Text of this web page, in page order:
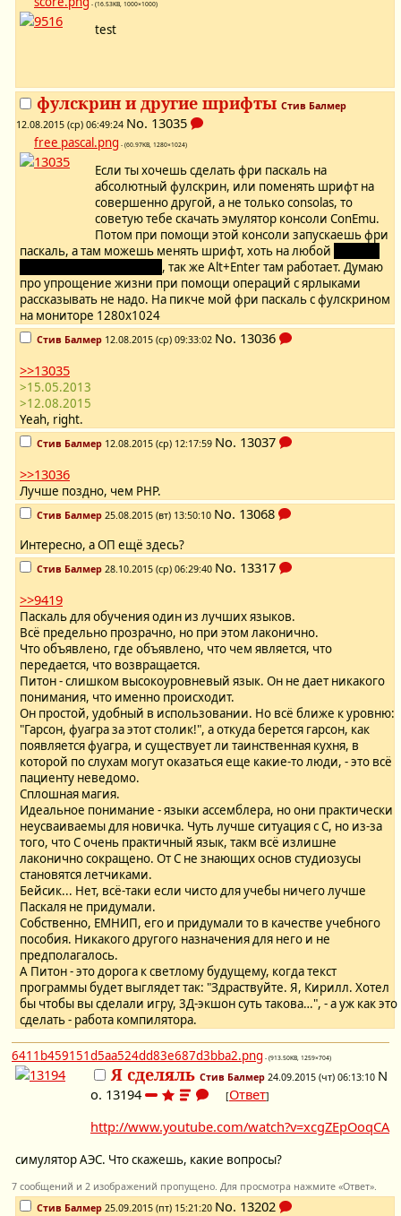
- (16.53KB, 1000×1000)
test
фулскрин и другие шрифты Стив Балмер
12.08.2015 (ср) 06:49:24 No. 13035
free pascal.png - (60.97KB, 1280×1024)
Если ты хочешь сделать фри паскаль на
абсолютный фулскрин, или поменять шрифт на
совершенно другой, а не только consolas, то
советую тебе скачать эмулятор консоли ConEmu.
Потом при помощи этой консоли запускаешь фри
паскаль, а там можешь менять шрифт, хоть на любой
, так же Alt+Enter там работает. Думаю
про упрощение жизни при помощи операций с ярлыками
рассказывать не надо. На пикче мой фри паскаль с фулскрином
на мониторе 1280х1024
Стив Балмер 12.08.2015 (ср) 09:33:02 No. 13036
>>13035
>15.05.2013
>12.08.2015
Yeah, right.
Стив Балмер 12.08.2015 (ср) 12:17:59 No. 13037
>>13036
Лучше поздно, чем PHP.
Стив Балмер 25.08.2015 (вт) 13:50:10 No. 13068
Интересно, а ОП ещё здесь?
Стив Балмер 28.10.2015 (ср) 06:29:40 No. 13317
>>9419
Паскаль для обучения один из лучших языков.
Всё предельно прозрачно, но при этом лаконично.
Что объявлено, где объявлено, что чем является, что
передается, что возвращается.
Питон - слишком высокоуровневый язык. Он не дает никакого
понимания, что именно происходит.
Он простой, удобный в использовании. Но всё ближе к уровню:
"Гарсон, фуагра за этот столик!", а откуда берется гарсон, как
появляется фуагра, и существует ли таинственная кухня, в
которой по слухам могут оказаться еще какие-то люди, - это всё
пациенту неведомо.
Сплошная магия.
Идеальное понимание - языки ассемблера, но они практически
неусваиваемы для новичка. Чуть лучше ситуация с С, но из-за
того, что С очень практичный язык, такм всё излишне
лаконично сокращено. От С не знающих основ студиозусы
становятся летчиками.
Бейсик... Нет, всё-таки если чисто для учебы ничего лучше
Паскаля не придумали.
Собственно, ЕМНИП, его и придумали то в качестве учебного
пособия. Никакого другого назначения для него и не
предполагалось.
А Питон - это дорога к светлому будущему, когда текст
программы будет выглядет так: "Здраствуйте. Я, Кирилл. Хотел
бы чтобы вы сделали игру, 3Д-экшон суть такова…", - а уж как это
сделать - работа компилятора.
6411b459151d5aa524dd83e687d3bba2.png - (913.50KB, 1259×704)
Я сделяль Стив Балмер 24.09.2015 (чт) 06:13:10 N
o. 13194 [Ответ]
http://www.youtube.com/watch?v=xcgZEpOoqCA
симулятор АЭС. Что скажешь, какие вопросы?
7 сообщений и 2 изображений пропущено. Для просмотра нажмите «Ответ».
Стив Балмер 25.09.2015 (пт) 15:21:20 No. 13202